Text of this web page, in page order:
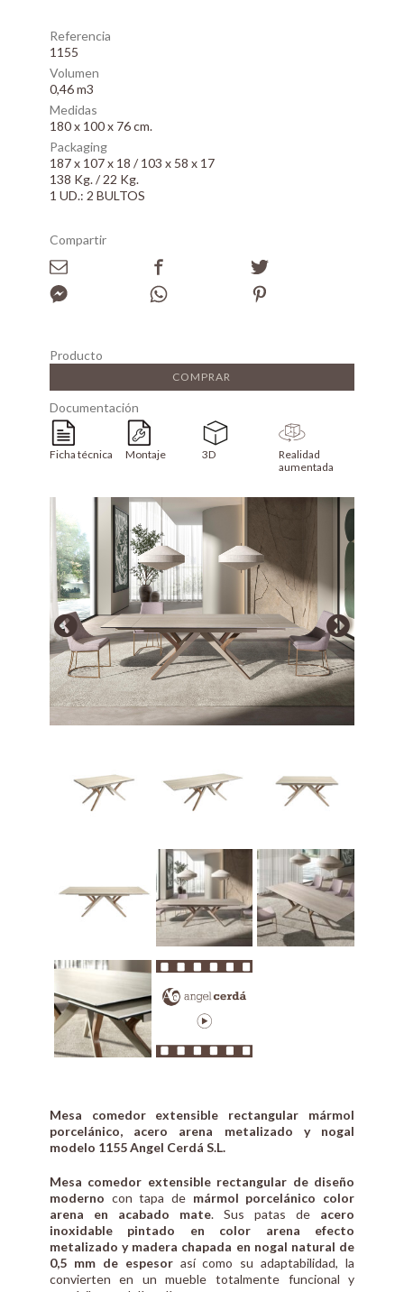
Referencia
1155
Volumen
0,46 m3
Medidas
180 x 100 x 76 cm.
Packaging
187 x 107 x 18 / 103 x 58 x 17
138 Kg. / 22 Kg.
1 UD.: 2 BULTOS
Compartir
Producto
COMPRAR
Documentación
Ficha técnica Montaje 3D
Realidad
aumentada
Mesa comedor extensible rectangular mármol
porcelánico, acero arena metalizado y nogal
modelo 1155 Angel Cerdá S.L.
Mesa comedor extensible rectangular de diseño
moderno con tapa de mármol porcelánico color
arena en acabado mate. Sus patas de acero
inoxidable pintado en color arena efecto
metalizado y madera chapada en nogal natural de
0,5 mm de espesorasí como su adaptabilidad, la
convierten en un mueble totalmente funcional y